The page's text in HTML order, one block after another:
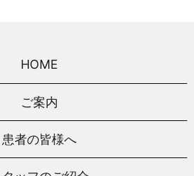
HOME
ご案内
患者の皆様へ